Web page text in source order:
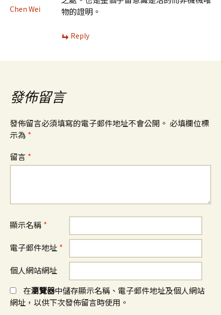
Chen Wei
物的證明。
Reply
發佈留言
發佈留言必須填寫的電子郵件地址不會公開。 必填欄位標
示為 *
留言 *
顯示名稱 *
電子郵件地址 *
個人網站網址
在瀏覽器中儲存顯示名稱、電子郵件地址及個人網站
網址，以供下次發佈留言時使用。